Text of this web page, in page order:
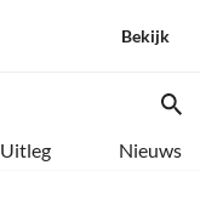
Bekijk
Uitleg Nieuws